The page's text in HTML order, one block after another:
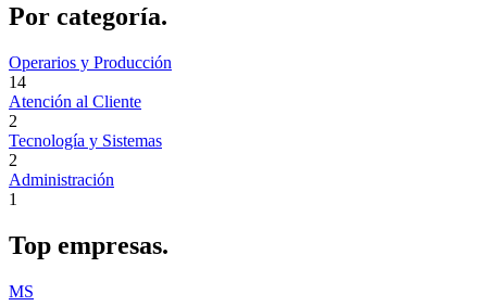
Por categoría.
Operarios y Producción
14
Atención al Cliente
2
Tecnología y Sistemas
2
Administración
1
Top empresas.
MS